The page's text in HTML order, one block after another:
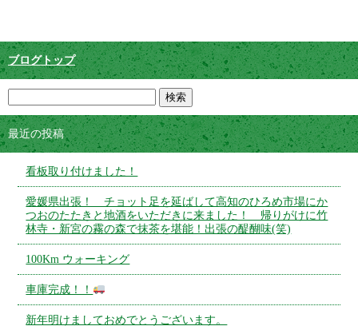
ブログトップ
最近の投稿
看板取り付けました！
愛媛県出張！ チョット足を延ばして高知のひろめ市場にか
つおのたたきと地酒をいただきに来ました！ 帰りがけに竹
林寺・新宮の霧の森で抹茶を堪能！出張の醍醐味(笑)
100Km ウォーキング
車庫完成！！
新年明けましておめでとうございます。